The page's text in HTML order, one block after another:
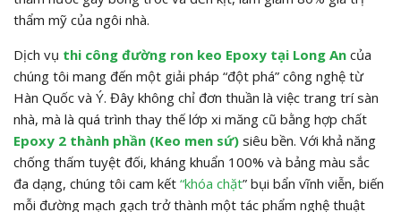
thẩm mỹ của ngôi nhà.
Dịch vụ thi công đường ron keo Epoxy tại Long An của
chúng tôi mang đến một giải pháp “đột phá” công nghệ từ
Hàn Quốc và Ý. Đây không chỉ đơn thuần là việc trang trí sàn
nhà, mà là quá trình thay thế lớp xi măng cũ bằng hợp chất
Epoxy 2 thành phần (Keo men sứ) siêu bền. Với khả năng
chống thấm tuyệt đối, kháng khuẩn 100% và bảng màu sắc
đa dạng, chúng tôi cam kết “khóa chặt” bụi bẩn vĩnh viễn, biến
mỗi đường mạch gạch trở thành một tác phẩm nghệ thuật